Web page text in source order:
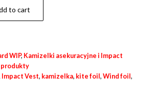
to cart
WIP, Kamizelki asekuracyjne i Impact
Impact Vest, kamizelka, kite foil, Wind foil,